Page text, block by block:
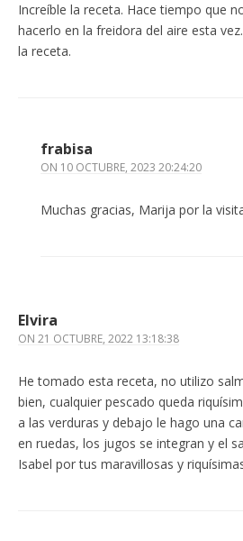
Increíble la receta. Hace tiempo que
hacerlo en la freidora del aire esta
la receta.
frabisa
ON 10 OCTUBRE, 2023 20:24:20
Muchas gracias, Marija por la
Elvira
ON 21 OCTUBRE, 2022 13:18:38
He tomado esta receta, no utilizo
bien, cualquier pescado queda
a las verduras y debajo le hago una
en ruedas, los jugos se integran y el
Isabel por tus maravillosas y